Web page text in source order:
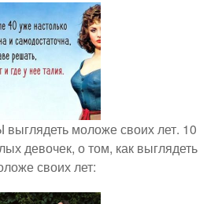
моложе своих лет. 10
девочек, о том, как выглядеть
своих лет: